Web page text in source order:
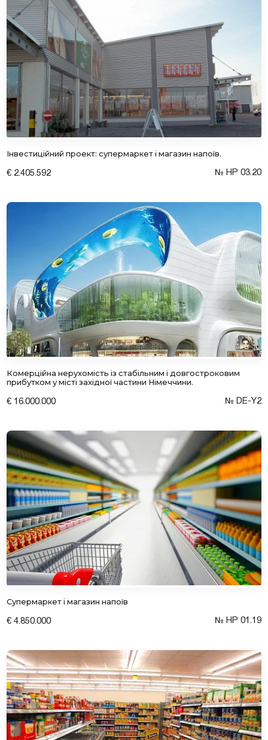
Інвестиційний проект: супермаркет і магазин напоїв.
€ 2.405.592 № HP 03.20
Комерційна нерухомість із стабільним і довгостроковим
прибутком у місті західної частини Німеччини.
€ 16.000.000 № DE-Y2
Супермаркет і магазин напоїв
€ 4.850.000 № HP 01.19